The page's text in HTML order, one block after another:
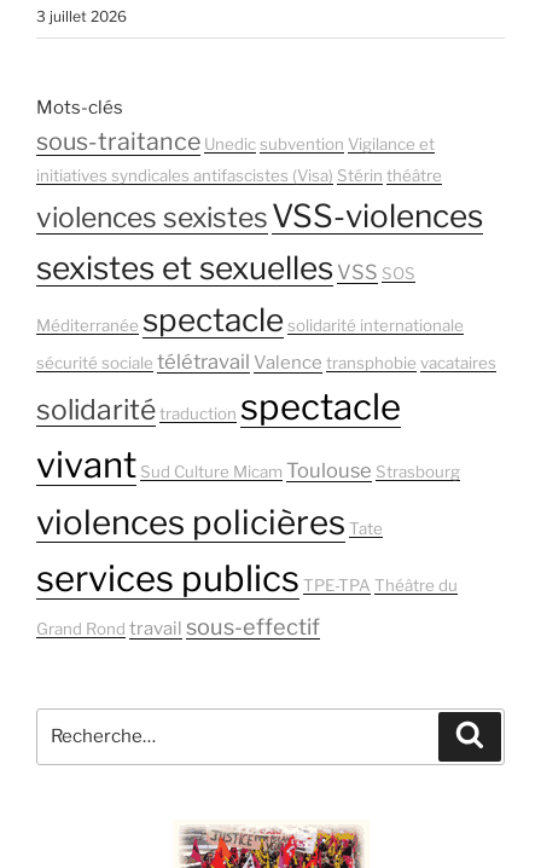
3 juillet 2026
Mots-clés
sous-traitance Unedicsubvention Vigilance et
initiatives syndicales antifascistes (Visa) Stérin théâtre
violences sexistesVSS-violences
sexistes et sexuelles VSS SOS
Méditerranée spectacle solidarité internationale
sécurité sociale télétravail Valence transphobie vacataires
solidaritétraduction spectacle
vivant Sud Culture Micam Toulouse Strasbourg
violences policières Tate
services publics TPE-TPA Théâtre du
Grand Rond travail sous-effectif
pour